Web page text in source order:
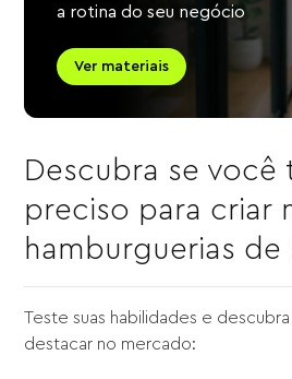
a rotina do seu negócio
Ver materiais
Descubra se você
preciso para criar
hamburguerias de
Teste suas habilidades e
destacar no mercado: